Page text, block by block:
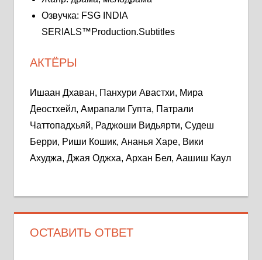
Озвучка: FSG INDIA
SERIALS™Production.Subtitles
АКТЁРЫ
Ишаан Дхаван, Панхури Авастхи, Мира
Деостхейл, Амрапали Гупта, Патрали
Чаттопадхьяй, Раджоши Видьярти, Судеш
Берри, Риши Кошик, Ананья Харе, Вики
Ахуджа, Джая Оджха, Архан Бел, Аашиш Каул
ОСТАВИТЬ ОТВЕТ